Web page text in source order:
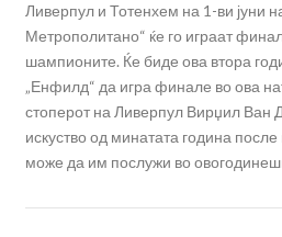
Ливерпул и Тотенхем на 1-ви јуни
Метрополитано“ ќе го играат
шампионите. Ќе биде ова втора
„Енфилд“ да игра финале во ова
стоперот на Ливерпул Вирџил Ван
искуство од минатата година
може да им послужи во